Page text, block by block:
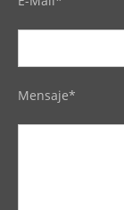
Mensaje*